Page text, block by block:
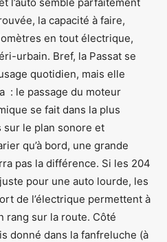
la capacité à faire,
en tout électrique,
urbain. Bref, la Passat se
quotidien, mais elle
: le passage du moteur
se fait dans la plus
sur le plan sonore et
qu’à bord, une grande
pas la différence. Si les 204
pour une auto lourde, les
de l’électrique permettent à
rang sur la route. Côté
donné dans la fanfreluche (à